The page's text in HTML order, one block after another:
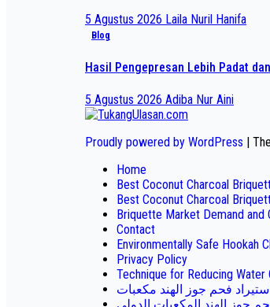
5 Agustus 2026 Laila Nuril Hanifa
Blog
Hasil Pengepresan Lebih Padat
5 Agustus 2026 Adiba Nur Aini
Proudly powered by WordPress |
Home
Best Coconut Charcoal
Best Coconut Charcoal
Briquette Market Demand and
Contact
Environmentally Safe Hookah
Privacy Policy
Technique for Reducing
فحم جوز الهند مكعبات